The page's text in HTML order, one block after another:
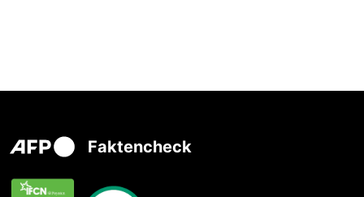
Faktencheck